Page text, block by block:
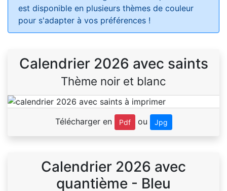
est disponible en plusieurs thèmes de couleur
pour s'adapter à vos préférences !
Calendrier 2026 avec saints
Thème noir et blanc
Télécharger en Pdf ou Jpg
Calendrier 2026 avec
quantième - Bleu